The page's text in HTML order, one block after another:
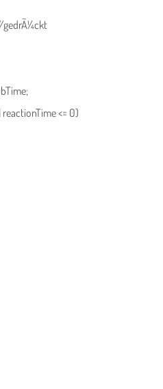
gedrÃ¼ckt
<= 0)